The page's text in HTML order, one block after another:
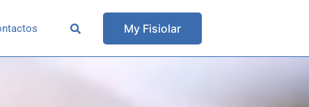
My Fisiolar